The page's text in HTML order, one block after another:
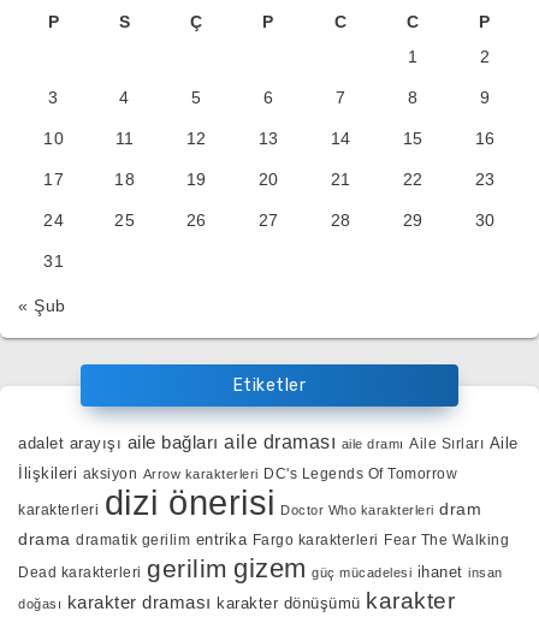
P
S Ç P C C
P
1
2
3 4 5 6 7 8 9
10 11 12 13 14 15 16
17 18 19 20 21 22 23
24 25 26 27 28 29 30
31
« Şub
Etiketler
adalet arayışı aile bağları aile draması aile dramı Aile Sırları Aile
İlişkileri aksiyon Arrow karakterleri DC's Legends Of Tomorrow
karakterleri dizi önerisi Doctor Who karakterleri dram
drama dramatik gerilim entrika Fargo karakterleri Fear The Walking
Dead karakterleri gerilim gizem güç mücadelesi ihanet insan
doğası karakter draması karakter dönüşümü karakter